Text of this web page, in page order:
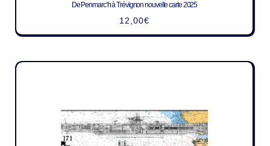
De Penmarc’h à Trévignon nouvelle carte 2025
12,00€